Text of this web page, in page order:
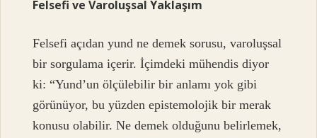
Felsefi ve Varoluşsal Yaklaşım
Felsefi açıdan yund ne demek sorusu, varoluşsal
bir sorgulama içerir. İçimdeki mühendis diyor
ki: “Yund’un ölçülebilir bir anlamı yok gibi
görünüyor, bu yüzden epistemolojik bir merak
konusu olabilir. Ne demek olduğunu belirlemek,